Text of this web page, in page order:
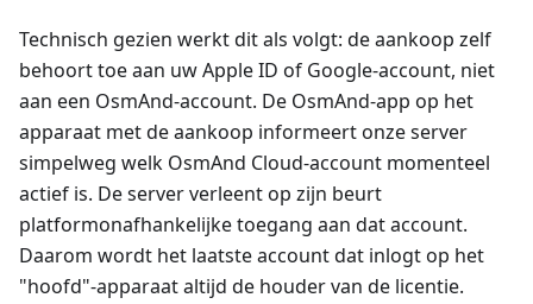
Technisch gezien werkt dit als volgt: de aankoop zelf
behoort toe aan uw Apple ID of Google-account, niet
aan een OsmAnd-account. De OsmAnd-app op het
apparaat met de aankoop informeert onze server
simpelweg welk OsmAnd Cloud-account momenteel
actief is. De server verleent op zijn beurt
platformonafhankelijke toegang aan dat account.
Daarom wordt het laatste account dat inlogt op het
"hoofd"-apparaat altijd de houder van de licentie.